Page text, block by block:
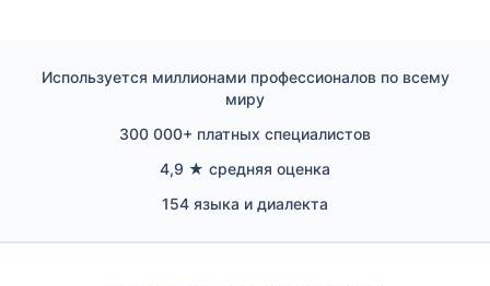
Используется миллионами профессионалов по всему
миру
300 000+ платных специалистов
4,9 ★ средняя оценка
154 языка и диалекта